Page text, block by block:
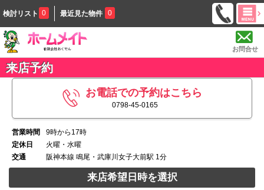
検討リスト 0 最近見た物件 0
お問合せ
来店予約
お電話での予約はこちら
0798-45-0165
営業時間
9時から17時
定休日
火曜・水曜
交通
阪神本線 鳴尾・武庫川女子大前駅 1分
来店希望日時を選択